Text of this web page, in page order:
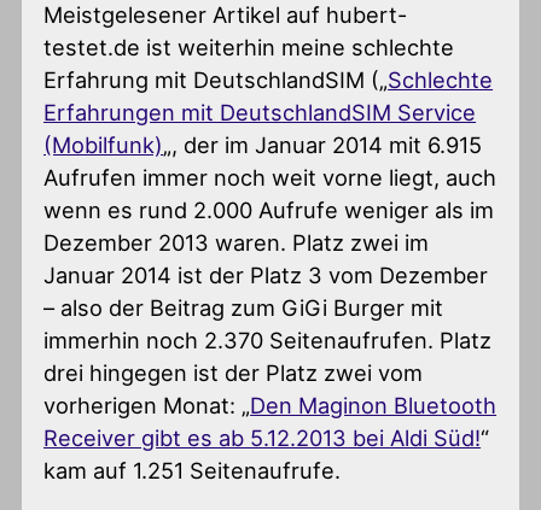
Meistgelesener Artikel auf hubert-
testet.de ist weiterhin meine schlechte
Erfahrung mit DeutschlandSIM („Schlechte
Erfahrungen mit DeutschlandSIM Service
(Mobilfunk)„, der im Januar 2014 mit 6.915
Aufrufen immer noch weit vorne liegt, auch
wenn es rund 2.000 Aufrufe weniger als im
Dezember 2013 waren. Platz zwei im
Januar 2014 ist der Platz 3 vom Dezember
– also der Beitrag zum GiGi Burger mit
immerhin noch 2.370 Seitenaufrufen. Platz
drei hingegen ist der Platz zwei vom
vorherigen Monat: „Den Maginon Bluetooth
Receiver gibt es ab 5.12.2013 bei Aldi Süd!“
kam auf 1.251 Seitenaufrufe.